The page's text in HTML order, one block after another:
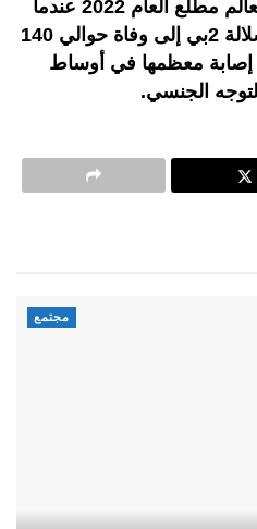
وأدى تفشي المرض حول العالم مطلع العام 2022 عندما
انتشرت السلالة الفرعية لسلالة 2بي إلى وفاة حوالي 140
بين نحو 90 ألف إصابة معظمها في أوساط
الجنسي.
مجتمع